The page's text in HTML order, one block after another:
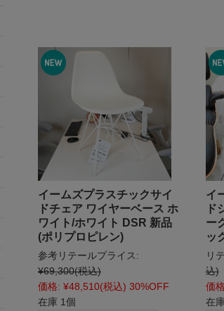
イームズプラスチックサイ
ドチェア ワイヤーベース ホ
ワイト/ホワイト DSR 新品
(ポリプロピレン)
参考リテールプライス:
¥69,300(税込)
価格: ¥48,510(税込) 30%OFF
在庫 1個
イ
ド
ー
ッ
リ
込)
価
在